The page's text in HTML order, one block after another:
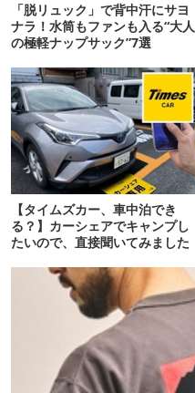
「脱リュック」で背中汗にサヨ
ナラ！水筒もファンも入る“大人
の極軽ナップサック”7選
【タイムズカー、車中泊でき
る？】カーシェアでキャンプし
たいので、直接聞いてみました